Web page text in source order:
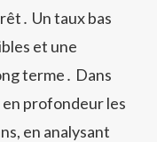
Un taux bas
et une
terme․ Dans
profondeur les
en analysant